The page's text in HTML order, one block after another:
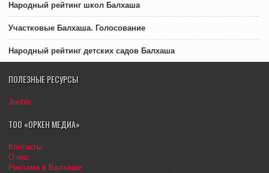
Народный рейтинг школ Балхаша
Участковые Балхаша. Голосование
Народный рейтинг детских садов Балхаша
ПОЛЕЗНЫЕ РЕСУРСЫ
Jooble
ТОО «ОРКЕН МЕДИА»
Контакты
О нас
Реклама в Балхаше